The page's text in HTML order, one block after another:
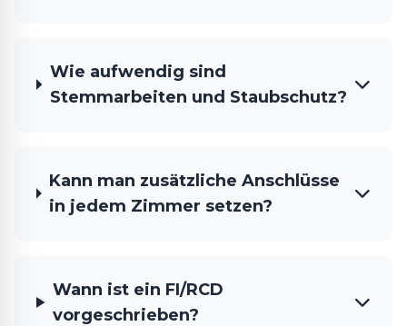
Wie aufwendig sind
Stemmarbeiten und Staubschutz?
Kann man zusätzliche Anschlüsse
in jedem Zimmer setzen?
Wann ist ein FI/RCD
vorgeschrieben?